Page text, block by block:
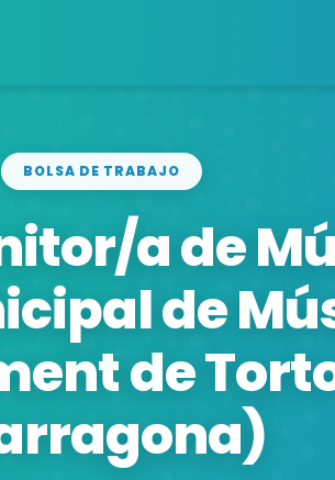
BOLSA DE TRABAJO
a de
de
de